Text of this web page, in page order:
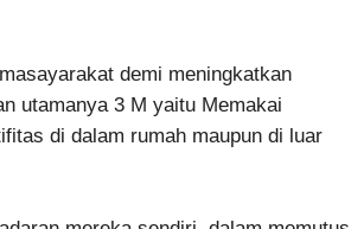
demi meningkatkan
utamanya 3 M yaitu Memakai
di dalam rumah maupun di luar